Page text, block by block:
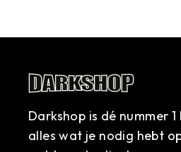
Darkshop is dé nummer
alles wat je nodig hebt